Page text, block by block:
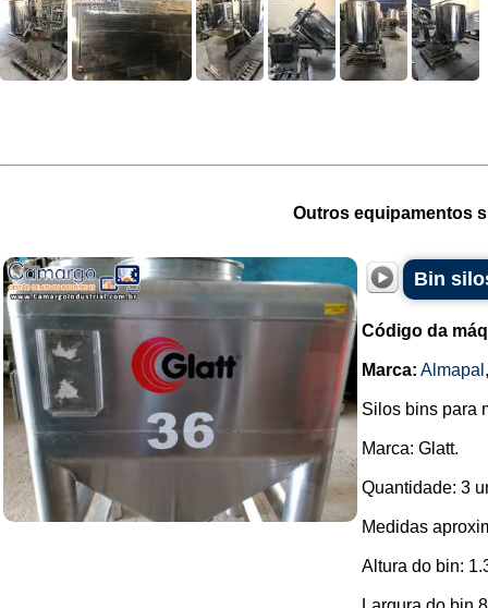
Outros equipamentos
Bin
Código da
Marca: Almapal
Silos bins para
Marca: Glatt.
Quantidade: 3
Medidas
Altura do bin: